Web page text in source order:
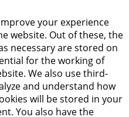
your experience
website. Out of these, the
necessary are stored on
for the working of
We also use third-
and understand how
will be stored in your
You also have the